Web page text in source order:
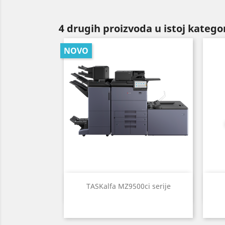
4 drugih proizvoda u istoj
TASKalfa MZ9500ci serije
NOVO
Brzi pregled